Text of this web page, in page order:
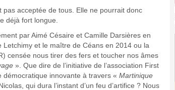
pas acceptée de tous. Elle ne pourrait donc
déjà fort longue.
par Aimé Césaire et Camille Darsières en
et le maître de Céans en 2014 ou la
censée nous tirer des fers et toucher nos âmes
». Que dire de l’initiative de l’association First
innovante à travers « Martinique
qui dura l’instant d’un feu d’artifice ? Nous